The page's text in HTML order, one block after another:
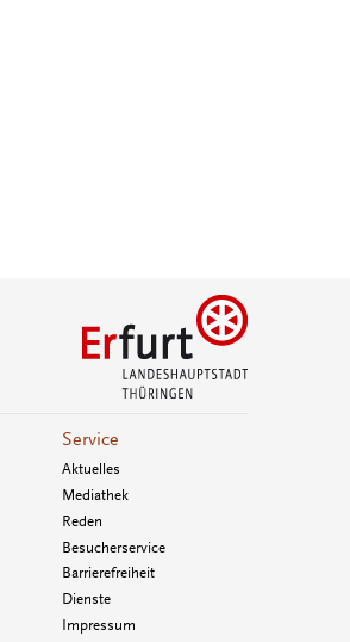
Service
Aktuelles
Mediathek
Reden
Besucherservice
Barrierefreiheit
Dienste
Impressum